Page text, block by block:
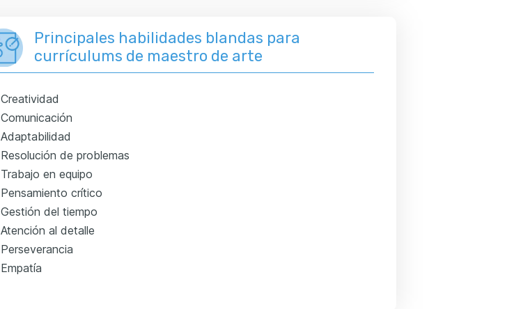
Principales habilidades blandas para
currículums de maestro de arte
Creatividad
Comunicación
Adaptabilidad
Resolución de problemas
Trabajo en equipo
Pensamiento crítico
Gestión del tiempo
Atención al detalle
Perseverancia
Empatía